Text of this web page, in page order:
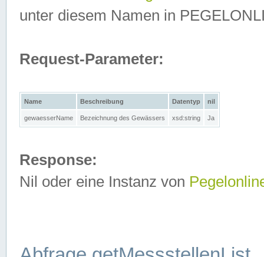
unter diesem Namen in
Request-Parameter:
Name Beschreibung Datentyp nil
gewaesserName Bezeichnung des Gewässers xsd:string Ja
Response:
Nil oder eine Instanz von